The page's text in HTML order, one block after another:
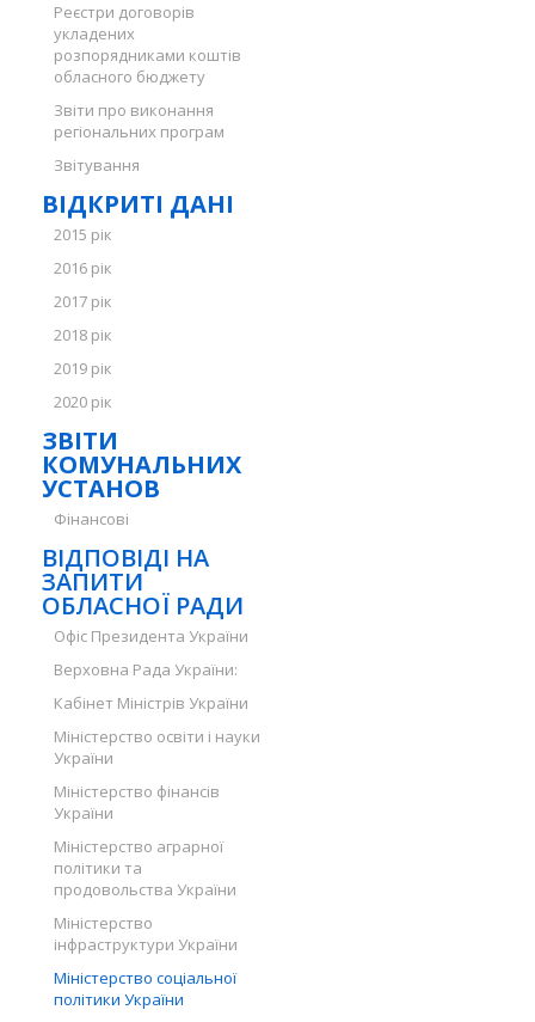
Реєстри договорів
укладених
розпорядниками коштів
обласного бюджету
Звіти про виконання
регіональних програм
Звітування
ВІДКРИТІ ДАНІ
2015 рік
2016 рік
2017 рік
2018 рік
2019 рік
2020 рік
ЗВІТИ
КОМУНАЛЬНИХ
УСТАНОВ
Фінансові
ВІДПОВІДІ НА
ЗАПИТИ
ОБЛАСНОЇ РАДИ
Офіс Президента України
Верховна Рада України:
Кабінет Міністрів України
Міністерство освіти і науки
України
Міністерство фінансів
України
Міністерство аграрної
політики та
продовольства України
Міністерство
інфраструктури України
Міністерство соціальної
політики України